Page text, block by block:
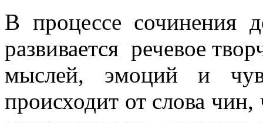
В процессе сочинения
развивается речевое
мыслей, эмоций и
происходит от слова чин,